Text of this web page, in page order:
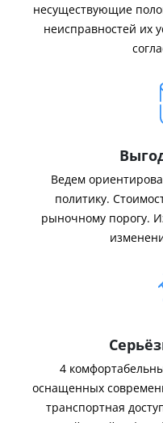
несуществующие
неисправностей их
Ведем
политику.
рыночному порогу.
4
оснащенных
транспортная